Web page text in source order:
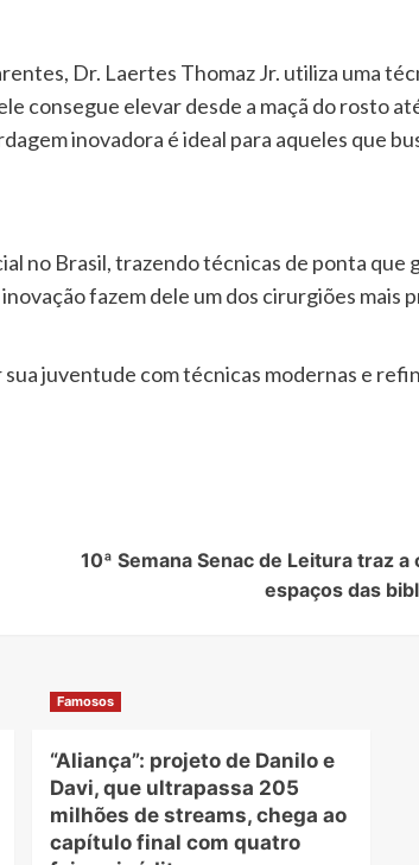
Dr. Laertes Thomaz Jr. utiliza uma
consegue elevar desde a maçã do rosto
inovadora é ideal para aqueles que
no Brasil, trazendo técnicas de ponta
fazem dele um dos cirurgiões mais
juventude com técnicas modernas e
10ª Semana Senac de Leitura traz
espaços das
Famosos
“Aliança”: projeto de Danilo e
Davi, que ultrapassa 205
milhões de streams, chega ao
capítulo final com quatro